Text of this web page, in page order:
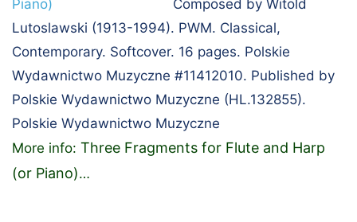
Composed by Witold
Lutoslawski (1913-1994). PWM. Classical,
Contemporary. Softcover. 16 pages. Polskie
Wydawnictwo Muzyczne #11412010. Published by
Polskie Wydawnictwo Muzyczne (HL.132855).
Polskie Wydawnictwo Muzyczne
More info: Three Fragments for Flute and Harp
(or Piano)…